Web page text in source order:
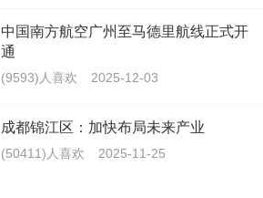
中国南方航空广州至马德里航线正式开
通
(9593)人喜欢 2025-12-03
成都锦江区：加快布局未来产业
(50411)人喜欢 2025-11-25